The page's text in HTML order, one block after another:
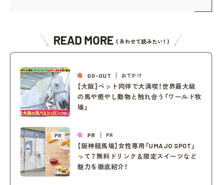
READ MORE ( あわせて読みたい！ )
GO-OUT おでかけ
【大阪】ペット同伴で大満喫！世界最大級
の馬や癒やし動物と触れ合う「ワールド牧
場」
PR PR PR
【阪神競馬場】女性専用「UMAJO SPOT」
って？無料ドリンク＆限定スイーツなど
魅力を徹底紹介！